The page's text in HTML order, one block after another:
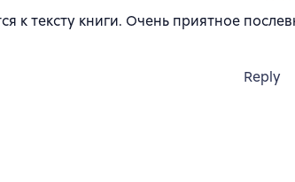
к тексту книги. Очень приятное
Reply